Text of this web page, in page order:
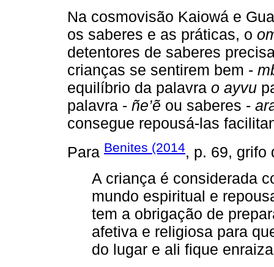
Na cosmovisão Kaiowá e
os saberes e as práticas, o
detentores de saberes
crianças se sentirem bem -
equilíbrio da palavra o ayvu
palavra - ñe’ẽ ou saberes -
consegue repousá-las
Para Benites (2014, p. 69, grifo
A criança é considerada
mundo espiritual e
tem a obrigação de
afetiva e religiosa para
do lugar e ali fique